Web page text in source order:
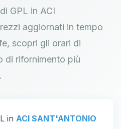
GPL in ACI
aggiornati in tempo
scopri gli orari di
di rifornimento più
in ACI SANT'ANTONIO